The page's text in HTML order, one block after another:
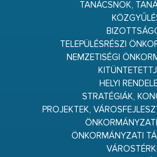
TANÁCSNOK,
TELEPÜLÉSRÉSZI
NEMZETISÉGI
HELYI
STRATÉGIÁK,
PROJEKTEK,
ÖNKORMÁNYZATI